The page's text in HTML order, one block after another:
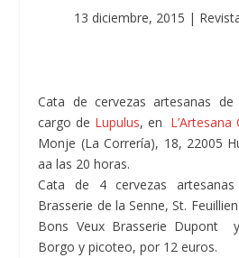
13 diciembre, 2015 |
Cata de cervezas artesanas
cargo de Lupulus, en L’Artesana
Monje (La Correría), 18, 22005
aa las 20 horas.
Cata de 4 cervezas
Brasserie de la Senne, St.
Bons Veux Brasserie Dupont
Borgo y picoteo, por 12 euros.